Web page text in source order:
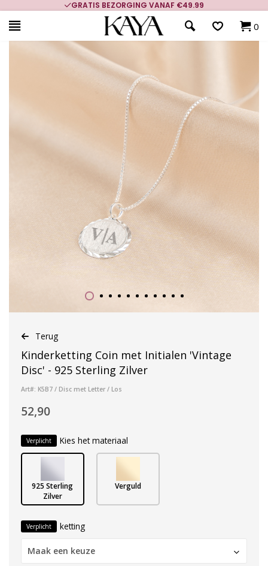
GRATIS BEZORGING VANAF €49.99
0
Terug
Kinderketting Coin met Initialen 'Vintage
Disc' - 925 Sterling Zilver
Art#: K5B7 / Disc met Letter / Los
52,90
Verplicht Kies het materiaal
925 Sterling
Zilver
Verguld
Verplicht ketting
Maak een keuze